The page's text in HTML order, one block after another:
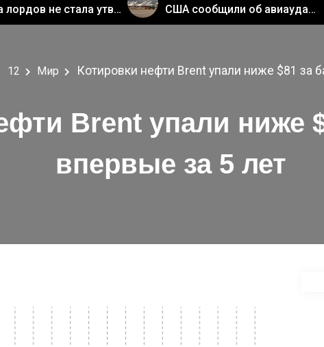
Палата лордов не стала утверждать законопроект о "брексите" США сообщили об авиаударе России по арабской коалиции в Сирии
12 Мир Котировки нефти Brent упали ниже $81 за
Brent упали ниже
впервые за 5 лет